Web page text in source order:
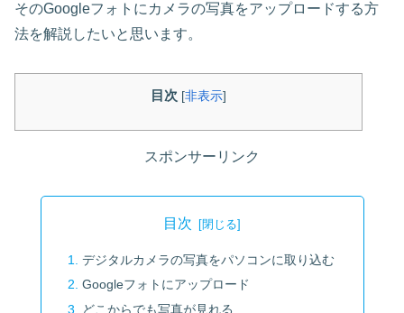
そのGoogleフォトにカメラの写真をアップロードする方
法を解説したいと思います。
目次 [非表示]
スポンサーリンク
目次
デジタルカメラの写真をパソコンに取り込む
Googleフォトにアップロード
どこからでも写真が見れる